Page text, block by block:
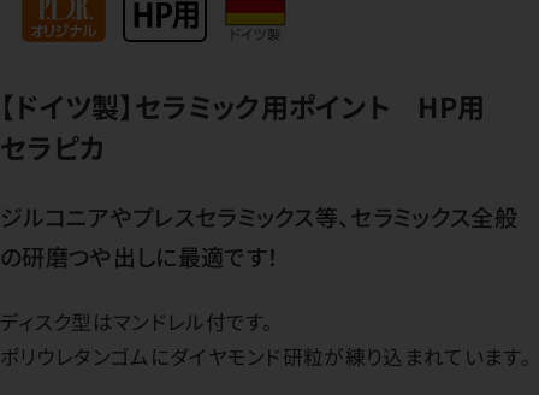
【ドイツ製】セラミック用ポイント HP用
セラピカ
ジルコニアやプレスセラミックス等、セラミックス全般
の研磨つや出しに最適です！
ディスク型はマンドレル付です。
ポリウレタンゴムにダイヤモンド研粒が練り込まれています。